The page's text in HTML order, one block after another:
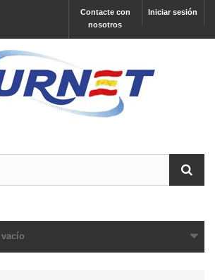
Iniciar sesión
Contacte con
nosotros
vacío